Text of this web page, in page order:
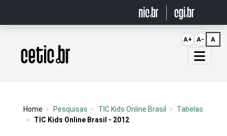
Página inicial
Home Pesquisas TIC Kids Online Brasil
Tabelas
TIC Kids Online Brasil - 2012
A+ A- A